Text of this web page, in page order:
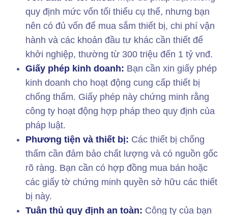
quy định mức vốn tối thiểu cụ thể, nhưng bạn
nên có đủ vốn để mua sắm thiết bị, chi phí vận
hành và các khoản đầu tư khác cần thiết để
khởi nghiệp, thường từ 300 triệu đến 1 tỷ vnđ.
Giấy phép kinh doanh: Bạn cần xin giấy phép
kinh doanh cho hoạt động cung cấp thiết bị
chống thấm. Giấy phép này chứng minh rằng
công ty hoạt động hợp pháp theo quy định của
pháp luật.
Phương tiện và thiết bị: Các thiết bị chống
thấm cần đảm bảo chất lượng và có nguồn gốc
rõ ràng. Bạn cần có hợp đồng mua bán hoặc
các giấy tờ chứng minh quyền sở hữu các thiết
bị này.
Tuân thủ quy định an toàn: Công ty của bạn